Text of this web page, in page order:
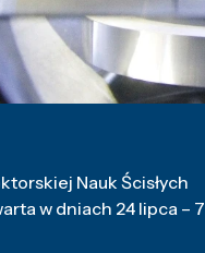
Nauk Ścisłych
w dniach 24 lipca – 7